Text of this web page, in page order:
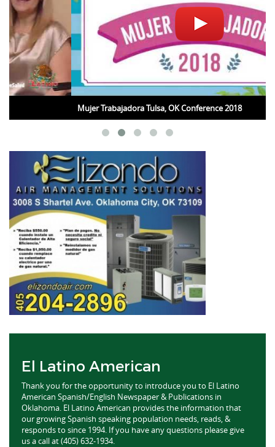
Mujer Trabajadora Tulsa, OK Conference 2018
El Latino American
Thank you for the opportunity to introduce you to El Latino
American Spanish/English Newspaper & Publications in
Oklahoma. El Latino American provides the information that
our growing Spanish speaking population needs, reads, &
responds to since 1994. If you have any questions please give
us a call at (405) 632-1934.